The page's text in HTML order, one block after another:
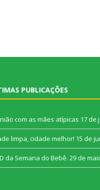
PUBLICAÇÕES
com as mães atípicas 17 de
limpa, cidade melhor! 15 de
da Semana do Bebê. 29 de